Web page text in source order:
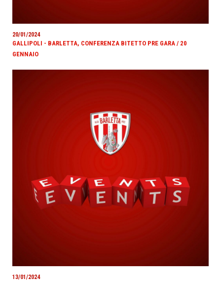
20/01/2024
GALLIPOLI - BARLETTA, CONFERENZA BITETTO PRE GARA / 20
GENNAIO
13/01/2024